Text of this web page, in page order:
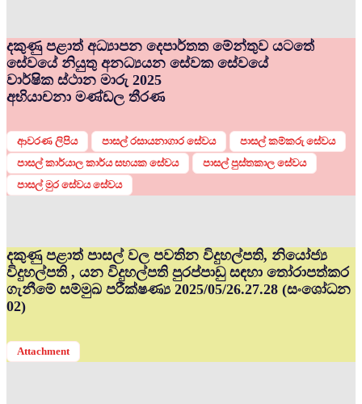
දකුණු පළාත් අධ්‍යාපන දෙපාර්තත මේන්තුව යටතේ
සේවයේ නියුතු අනධ්‍යයන සේවක සේවයේ
වාර්ෂික ස්ථාන මාරු 2025
අභියාචනා මණ්ඩල තීරණ
ආවරණ ලිපිය පාසල් රසායනාගාර සේවය
පාසල් කම්කරු සේවය
පාසල් කාර්යාල කාර්ය සහයක සේවය
පාසල් පුස්තකාල සේවය
පාසල් මුර සේවය සේවය
දකුණු පළාත් පාසල් වල පවතින විදුහල්පති, නියෝජ්‍ය
විදුහල්පති , යන විදුහල්පති පුරප්පාඩු සඳහා තෝරාපත්කර
ගැනීමේ සම්මුඛ පරීක්ෂණ්‍ය 2025/05/26.27.28 (සංශෝධන
02)
Attachment